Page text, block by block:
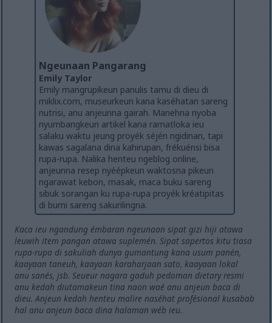
Ngeunaan Pangarang
Emily Taylor
Emily mangrupikeun panulis tamu di dieu di
miklix.com, museurkeun kana kaséhatan sareng
nutrisi, anu anjeunna gairah. Manehna nyoba
nyumbangkeun artikel kana ramatloka ieu
salaku waktu jeung proyék séjén ngidinan, tapi
kawas sagalana dina kahirupan, frékuénsi bisa
rupa-rupa. Nalika henteu ngeblog online,
anjeunna resep nyéépkeun waktosna pikeun
ngarawat kebon, masak, maca buku sareng
sibuk sorangan ku rupa-rupa proyék kréatipitas
di bumi sareng sakurilingna.
Kaca ieu ngandung émbaran ngeunaan sipat gizi hiji atawa
leuwih item pangan atawa suplemén. Sipat sapertos kitu tiasa
rupa-rupa di sakuliah dunya gumantung kana usum panén,
kaayaan taneuh, kaayaan karaharjaan sato, kaayaan lokal
anu sanés, jsb. Seueur nagara gaduh pedoman dietary resmi
anu kedah diutamakeun tina naon waé anu anjeun baca di
dieu. Anjeun kedah henteu malire naséhat profésional kusabab
hal anu anjeun baca dina halaman wéb ieu.